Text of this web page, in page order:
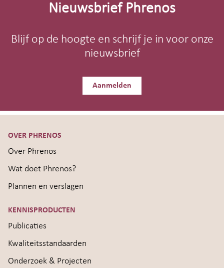
Nieuwsbrief Phrenos
Blijf op de hoogte en schrijf je in voor onze
nieuwsbrief
Aanmelden
OVER PHRENOS
Over Phrenos
Wat doet Phrenos?
Plannen en verslagen
KENNISPRODUCTEN
Publicaties
Kwaliteitsstandaarden
Onderzoek & Projecten